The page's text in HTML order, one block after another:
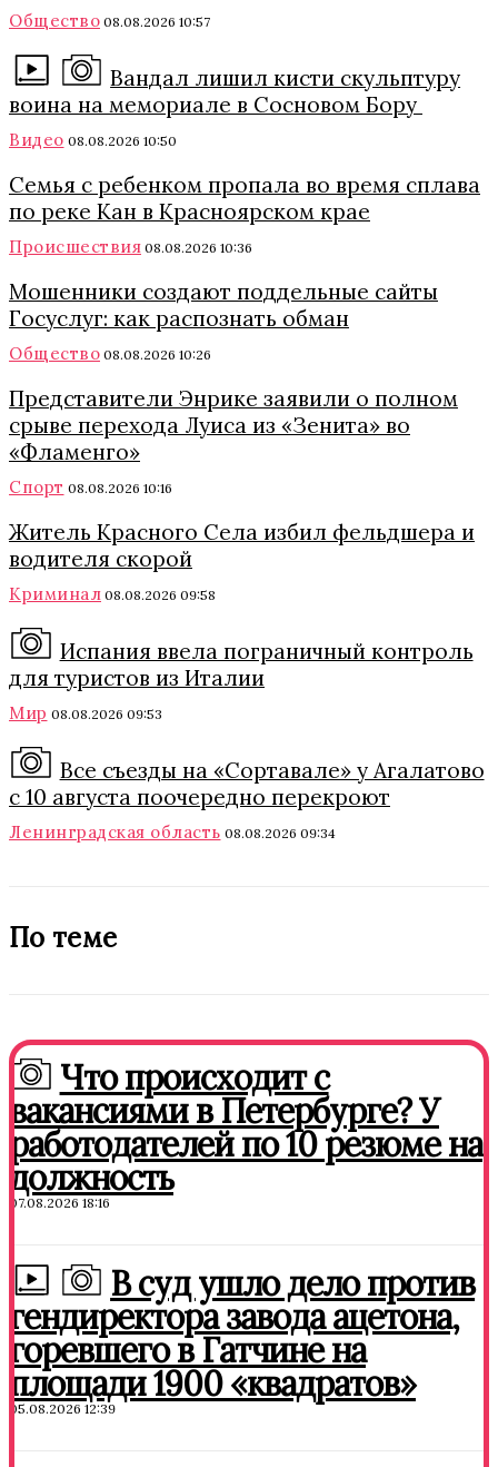
Общество 08.08.2026 10:57
Вандал лишил кисти скульптуру
воина на мемориале в Сосновом Бору
Видео 08.08.2026 10:50
Семья с ребенком пропала во время сплава
по реке Кан в Красноярском крае
Происшествия 08.08.2026 10:36
Мошенники создают поддельные сайты
Госуслуг: как распознать обман
Общество 08.08.2026 10:26
Представители Энрике заявили о полном
срыве перехода Луиса из «Зенита» во
«Фламенго»
Спорт 08.08.2026 10:16
Житель Красного Села избил фельдшера и
водителя скорой
Криминал 08.08.2026 09:58
Испания ввела пограничный контроль
для туристов из Италии
Мир 08.08.2026 09:53
Все съезды на «Сортавале» у Агалатово
с 10 августа поочередно перекроют
Ленинградская область 08.08.2026 09:34
По теме
Что происходит с
вакансиями в Петербурге? У
работодателей по 10 резюме на
должность
07.08.2026 18:16
В суд ушло дело против
гендиректора завода ацетона,
горевшего в Гатчине на
площади 1900 «квадратов»
05.08.2026 12:39